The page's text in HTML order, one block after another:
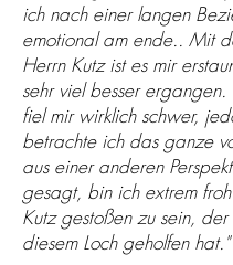
ich nach einer langen
emotional am ende.. Mit
Herrn Kutz ist es mir
sehr viel besser ergangen.
fiel mir wirklich schwer,
betrachte ich das ganze
aus einer anderen
gesagt, bin ich extrem
Kutz gestoßen zu sein, der
diesem Loch geholfen hat."